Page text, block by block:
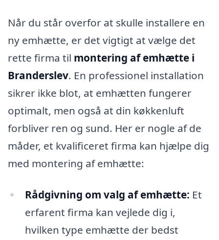
Når du står overfor at skulle installere en
ny emhætte, er det vigtigt at vælge det
rette firma til montering af emhætte i
Branderslev. En professionel installation
sikrer ikke blot, at emhætten fungerer
optimalt, men også at din køkkenluft
forbliver ren og sund. Her er nogle af de
måder, et kvalificeret firma kan hjælpe dig
med montering af emhætte:
Rådgivning om valg af emhætte: Et
erfarent firma kan vejlede dig i,
hvilken type emhætte der bedst